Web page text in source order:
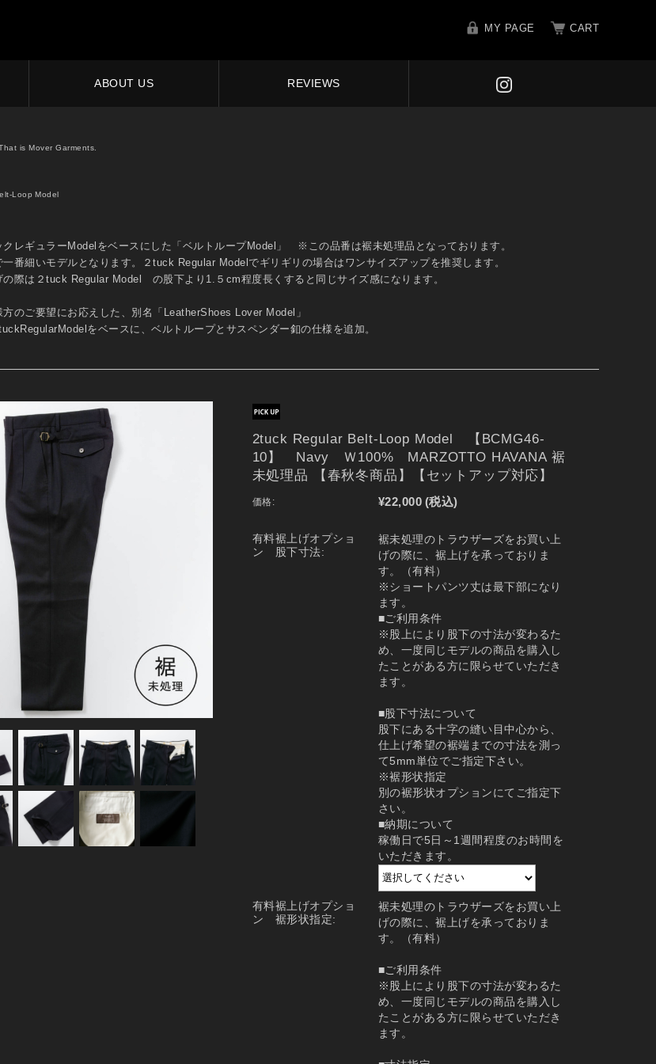
MY PAGE CART
ABOUT US REVIEWS
is Mover Garments.
Loop Model
クレギュラーModelをベースにした「ベルトループModel」 ※この品番は裾未処理品となっております。
番細いモデルとなります。２tuck Regular Modelでギリギリの場合はワンサイズアップを推奨します。
際は２tuck Regular Model の股下より1.５cm程度長くすると同じサイズ感になります。
のご要望にお応えした、別名「LeatherShoes Lover Model」
をベースに、ベルトループとサスペンダー釦の仕様を追加。
2tuck Regular Belt-Loop Model 【BCMG46-
10】 Navy Ｗ100% MARZOTTO HAVANA 裾
未処理品 【春秋冬商品】【セットアップ対応】
価格: ¥22,000 (税込)
有料裾上げオプショ
ン 股下寸法:
裾未処理のトラウザーズをお買い上
げの際に、裾上げを承っておりま
す。（有料）
※ショートパンツ丈は最下部になり
ます。
■ご利用条件
※股上により股下の寸法が変わるた
め、一度同じモデルの商品を購入し
たことがある方に限らせていただき
ます。
■股下寸法について
股下にある十字の縫い目中心から、
仕上げ希望の裾端までの寸法を測っ
て5mm単位でご指定下さい。
※裾形状指定
別の裾形状オプションにてご指定下
さい。
■納期について
稼働日で5日～1週間程度のお時間を
いただきます。
有料裾上げオプショ
ン 裾形状指定:
裾未処理のトラウザーズをお買い上
げの際に、裾上げを承っておりま
す。（有料）
■ご利用条件
※股上により股下の寸法が変わるた
め、一度同じモデルの商品を購入し
たことがある方に限らせていただき
ます。